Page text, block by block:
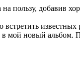
пользу, добавив
мой новый альбом.